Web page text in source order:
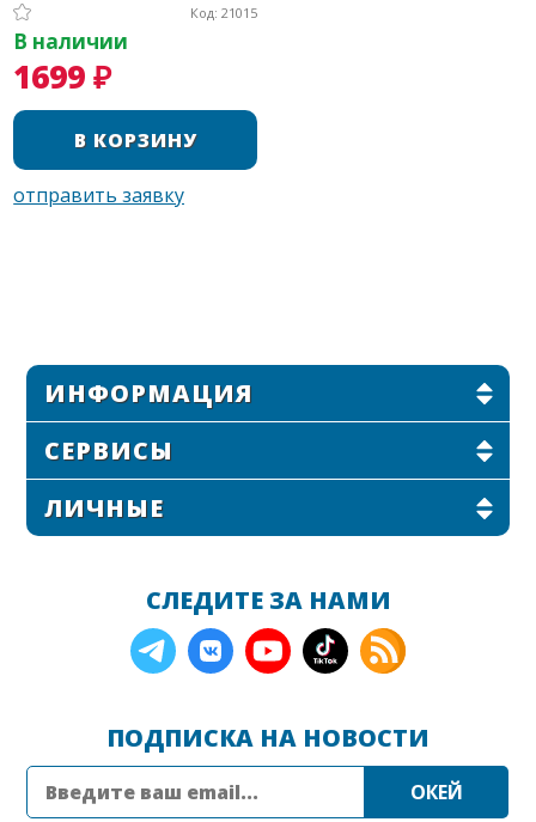
Код: 21015
В наличии
1699 ₽
ИНФОРМАЦИЯ
СЕРВИСЫ
ЛИЧНЫЕ
СЛЕДИТЕ ЗА НАМИ
ПОДПИСКА НА НОВОСТИ